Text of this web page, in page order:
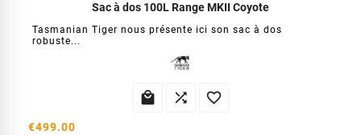
Sac à dos 100L Range MKII Coyote
Tasmanian Tiger nous présente ici son sac à dos
robuste...
  
€499.00